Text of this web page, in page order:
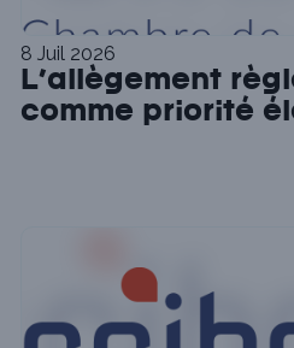
8 Juil 2026
L’allègement
comme priorité